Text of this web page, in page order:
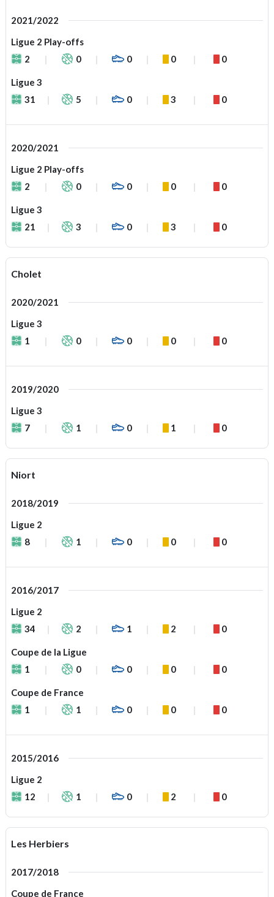
2021/2022
Ligue 2 Play-offs
2
0 0 0 0
Ligue 3
31
5 0 3 0
2020/2021
Ligue 2 Play-offs
2
0 0 0 0
Ligue 3
21
3 0 3 0
Cholet
2020/2021
Ligue 3
1
0 0 0 0
2019/2020
Ligue 3
7
1 0 1 0
Niort
2018/2019
Ligue 2
8
1 0 0 0
2016/2017
Ligue 2
34
2 1 2 0
Coupe de la Ligue
1
0 0 0 0
Coupe de France
1
1 0 0 0
2015/2016
Ligue 2
12
1 0 2 0
Les Herbiers
2017/2018
Coupe de France